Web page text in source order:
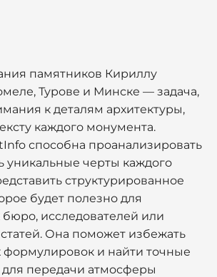
памятников Кириллу
Турове и Минске — задача,
к деталям архитектуры,
каждого монумента.
способна проанализировать
уникальные черты каждого
структурированное
будет полезно для
исследователей или
Она поможет избежать
формулировок и найти точные
передачи атмосферы